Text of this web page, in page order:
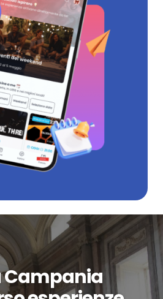
Campania